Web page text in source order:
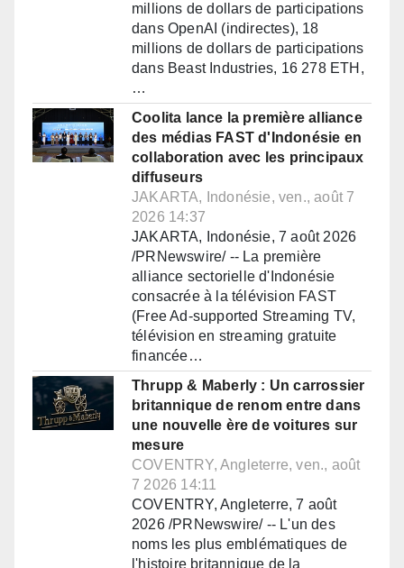
millions de dollars de participations
dans OpenAI (indirectes), 18
millions de dollars de participations
dans Beast Industries, 16 278 ETH,
…
Coolita lance la première alliance
des médias FAST d'Indonésie en
collaboration avec les principaux
diffuseurs
JAKARTA, Indonésie, ven., août 7
2026 14:37
JAKARTA, Indonésie, 7 août 2026
/PRNewswire/ -- La première
alliance sectorielle d'Indonésie
consacrée à la télévision FAST
(Free Ad-supported Streaming TV,
télévision en streaming gratuite
financée…
Thrupp & Maberly : Un carrossier
britannique de renom entre dans
une nouvelle ère de voitures sur
mesure
COVENTRY, Angleterre, ven., août
7 2026 14:11
COVENTRY, Angleterre, 7 août
2026 /PRNewswire/ -- L'un des
noms les plus emblématiques de
l'histoire britannique de la